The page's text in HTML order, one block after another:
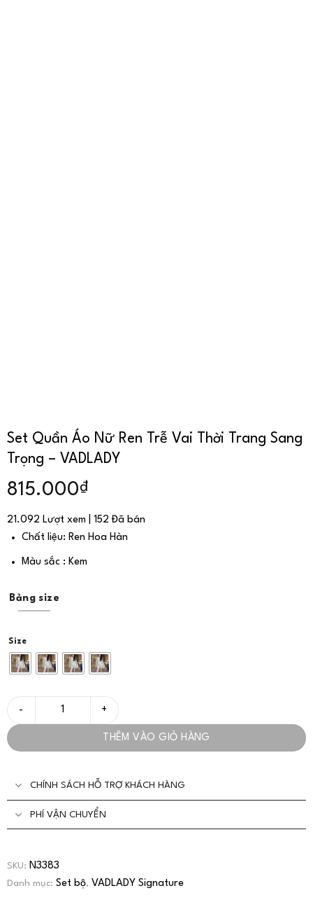
Set Quần Áo Nữ Ren Trễ Vai Thời Trang Sang
Trọng – VADLADY
815.000₫
21.092 Lượt xem | 152 Đã bán
Chất liệu: Ren Hoa Hàn
Màu sắc : Kem
Bảng size
Size
Set Quần Áo Nữ Ren Trễ Vai Thời Trang Sang Trọng - VADLADY
THÊM VÀO GIỎ HÀNG
CHÍNH SÁCH HỖ TRỢ KHÁCH HÀNG
PHÍ VẬN CHUYỂN
SKU: N3383
Danh mục: Set bộ, VADLADY Signature